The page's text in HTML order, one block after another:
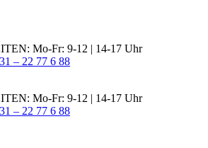
Mo-Fr: 9-12 | 14-17 Uhr
– 22 77 6 88
Mo-Fr: 9-12 | 14-17 Uhr
– 22 77 6 88